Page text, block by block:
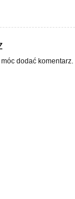
móc dodać komentarz.